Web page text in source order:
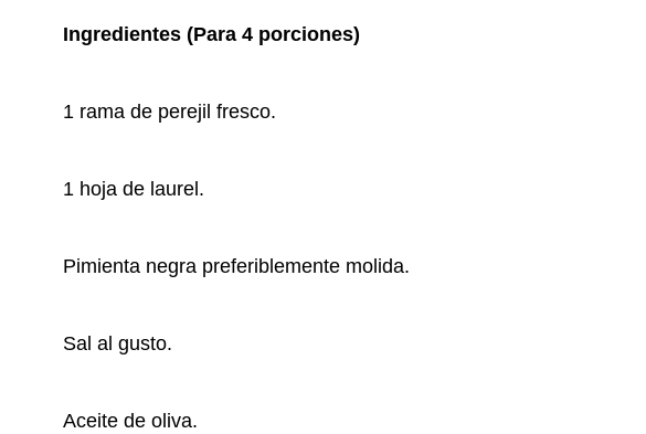
Ingredientes (Para 4 porciones)
1 rama de perejil fresco.
1 hoja de laurel.
Pimienta negra preferiblemente molida.
Sal al gusto.
Aceite de oliva.